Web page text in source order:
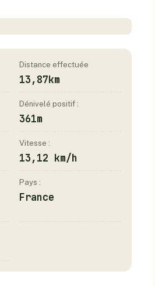
Distance effectuée
13,87km
Dénivelé positif :
361m
Vitesse :
13,12 km/h
Pays :
France